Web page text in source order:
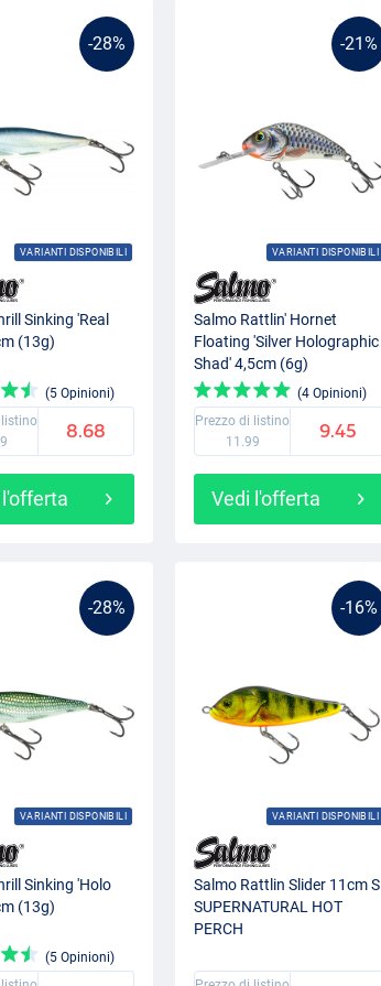
-28%
VARIANTI DISPONIBILI
Sinking 'Real
(13g)
(5 Opinioni)
listino
8.68
-21%
VARIANTI DISPONIBILI
Salmo Rattlin' Hornet
Floating 'Silver Holographic
Shad' 4,5cm (6g)
(4 Opinioni)
Prezzo di listino
11.99
9.45
Vedi l'offerta
-28%
VARIANTI DISPONIBILI
Sinking 'Holo
(13g)
(5 Opinioni)
-16%
VARIANTI DISPONIBILI
Salmo Rattlin Slider 11cm S
SUPERNATURAL HOT
PERCH